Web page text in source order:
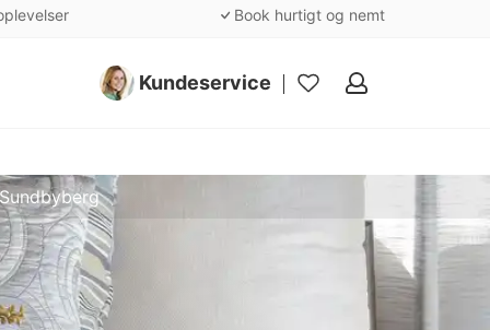
Book hurtigt og nemt
Kundeservice
Mine